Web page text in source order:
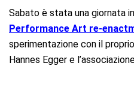
Sabato è stata una giornata
Performance Art re-
sperimentazione con il
Hannes Egger e